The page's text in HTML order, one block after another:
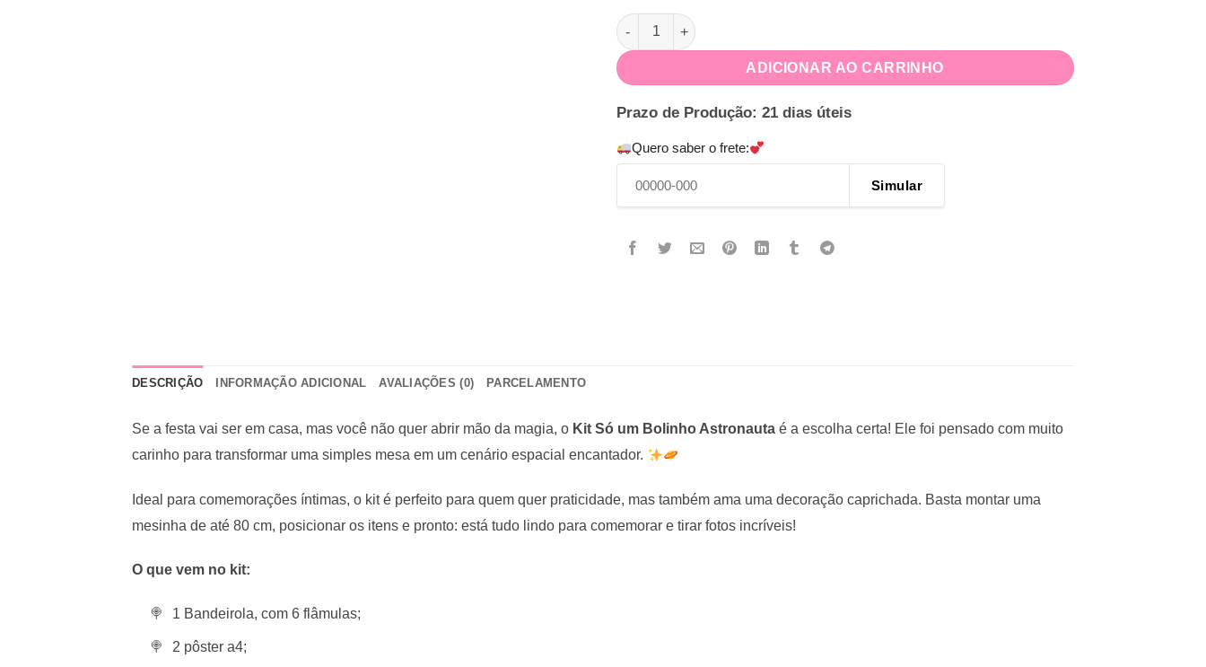
Kit só um Bolinho Astronauta quantidade
ADICIONAR AO CARRINHO
Prazo de Produção: 21 dias úteis
Quero saber o frete:
Simular
DESCRIÇÃO INFORMAÇÃO ADICIONAL AVALIAÇÕES (0) PARCELAMENTO
Se a festa vai ser em casa, mas você não quer abrir mão da magia, o Kit Só um Bolinho Astronauta é a escolha certa! Ele foi pensado com muito
carinho para transformar uma simples mesa em um cenário espacial encantador.
Ideal para comemorações íntimas, o kit é perfeito para quem quer praticidade, mas também ama uma decoração caprichada. Basta montar uma
mesinha de até 80 cm, posicionar os itens e pronto: está tudo lindo para comemorar e tirar fotos incríveis!
O que vem no kit:
1 Bandeirola, com 6 flâmulas;
2 pôster a4;